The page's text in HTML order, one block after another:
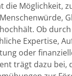
die Möglichkeit,
Ob
Expertise,
oder
trägt dazu bei,